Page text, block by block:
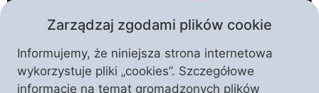
Zarządzaj zgodami plików cookie
Informujemy, że niniejsza strona internetowa
wykorzystuje pliki „cookies”. Szczegółowe
informacje na temat gromadzonych plików